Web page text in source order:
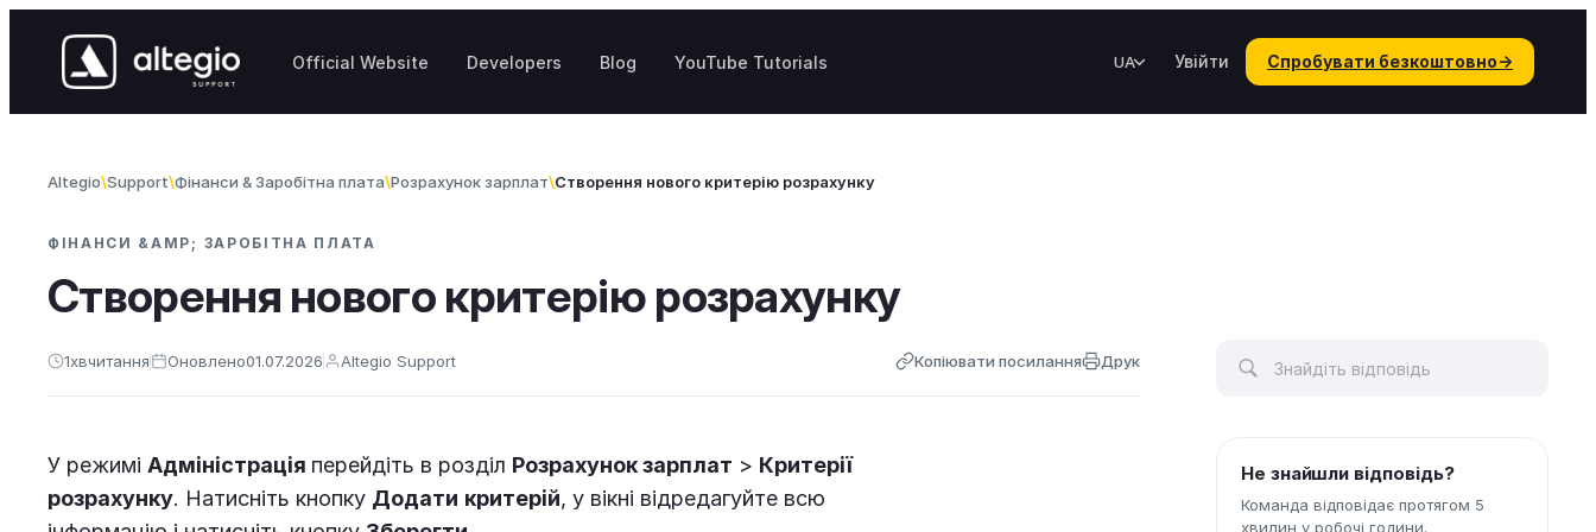
Official Website Developers Blog YouTube Tutorials UA Увійти Спробувати безкоштовно→
Altegio Support Фінанси & Заробітна плата Розрахунок зарплат Створення нового критерію розрахунку
ФІНАНСИ &AMP; ЗАРОБІТНА ПЛАТА
Створення нового критерію розрахунку
1хвчитання Оновлено01.07.2026 Altegio Support Копіювати посилання Друк
У режимі Адміністрація перейдіть в розділ Розрахунок зарплат > Критерії
розрахунку. Натисніть кнопку Додати критерій, у вікні відредагуйте всю
Не знайшли відповідь?
Команда відповідає протягом 5
хвилин у робочі години.